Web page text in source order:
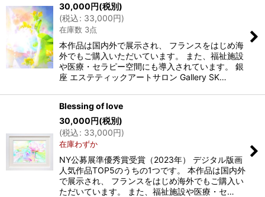
30,000円(税別)
(税込: 33,000円)
在庫数 3点
本作品は国内外で展示され、 フランスをはじめ海
外でもご購入いただいています。 また、福祉施設
や医療・セラピー空間にも導入されています。 銀
座 エステティックアートサロン Gallery SK…
Blessing of love
30,000円(税別)
(税込: 33,000円)
在庫わずか
NY公募展準優秀賞受賞（2023年） デジタル版画
人気作品TOP5のうちの1つです。 本作品は国内外
で展示され、 フランスをはじめ海外でもご購入い
ただいています。 また、福祉施設や医療・セ…